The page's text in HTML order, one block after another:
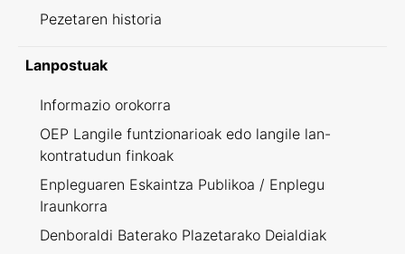
Pezetaren historia
Lanpostuak
Informazio orokorra
OEP Langile funtzionarioak edo langile lan-
kontratudun finkoak
Enpleguaren Eskaintza Publikoa / Enplegu
Iraunkorra
Denboraldi Baterako Plazetarako Deialdiak